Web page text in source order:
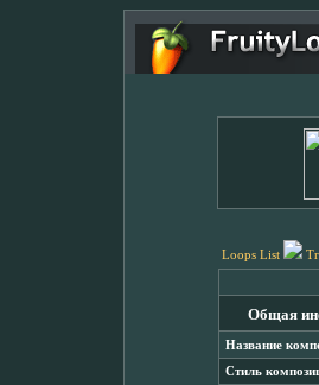
Loops List
Общая
Название
Стиль